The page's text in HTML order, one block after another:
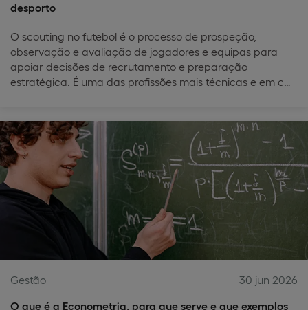
desporto
O scouting no futebol é o processo de prospeção,
observação e avaliação de jogadores e equipas para
apoiar decisões de recrutamento e preparação
estratégica. É uma das profissões mais técnicas e em c…
Gestão
30 jun 2026
O que é a Econometria, para que serve e que exemplos